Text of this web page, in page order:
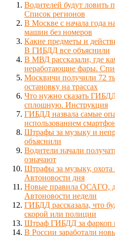
Водителей будут
Список регионов
В Москве с начала года
машин без номеров
Какие предметы и
В ГИБДД все объяснили
В МВД рассказали, где
неработающие фары.
Москвичи получили 72
остановку на трассах
Что нужно сказать
сплошную. Инструкция
ГИБДД назвала самые
использованием
Штрафы за музыку и
объяснили
Водители начали
означают
Штрафы за музыку, охота
Автоновости дня
Новые правила ОСАГО,
Автоновости недели
ГИБДД рассказала, что
скорой или полиции
Штраф ГИБДД за фаркоп
В России заработали